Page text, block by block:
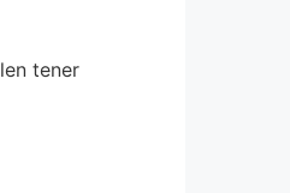
tener